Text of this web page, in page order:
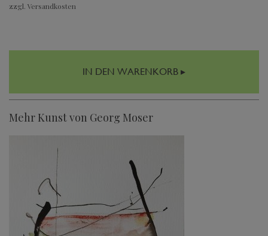
zzgl. Versandkosten
IN DEN WARENKORB ▸
Mehr Kunst von Georg Moser